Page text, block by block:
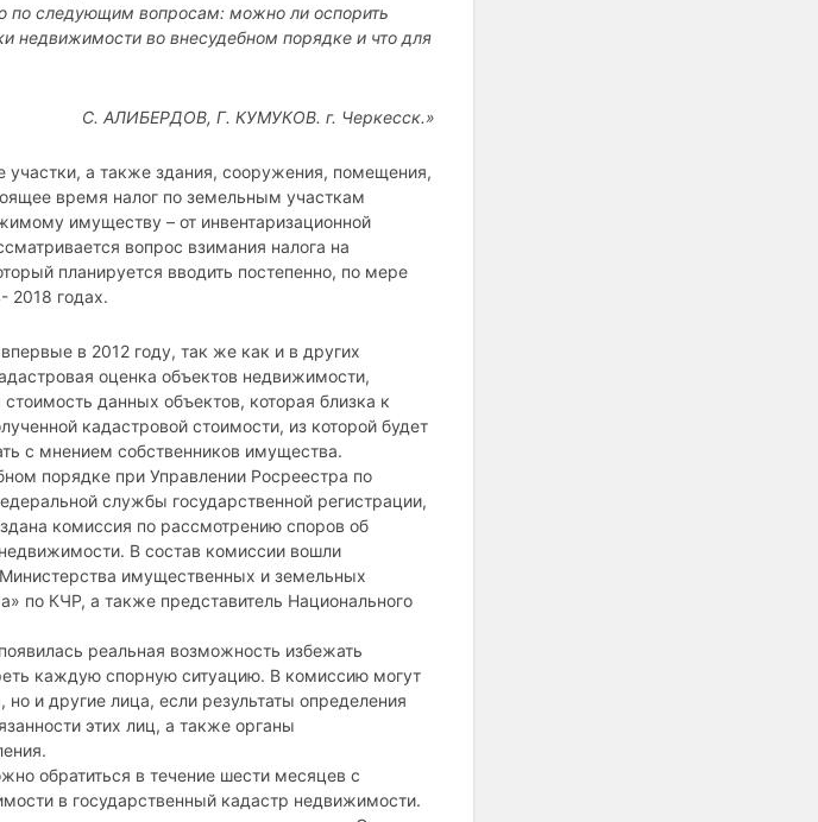
по следующим вопросам: можно ли оспорить
недвижимости во внесудебном порядке и что для
С. АЛИБЕРДОВ, Г. КУМУКОВ. г. Черкесск.»
а также здания, сооружения, помещения,
время налог по земельным участкам
имуществу – от инвентаризационной
вопрос взимания налога на
планируется вводить постепенно, по мере
2018 годах.
в 2012 году, так же как и в других
оценка объектов недвижимости,
данных объектов, которая близка к
кадастровой стоимости, из которой будет
с мнением собственников имущества.
порядке при Управлении Росреестра по
службы государственной регистрации,
комиссия по рассмотрению споров об
В состав комиссии вошли
имущественных и земельных
по КЧР, а также представитель Национального
реальная возможность избежать
каждую спорную ситуацию. В комиссию могут
и другие лица, если результаты определения
этих лиц, а также органы
обратиться в течение шести месяцев с
в государственный кадастр недвижимости.